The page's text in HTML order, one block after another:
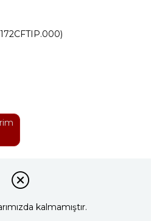
kalmamıştır.